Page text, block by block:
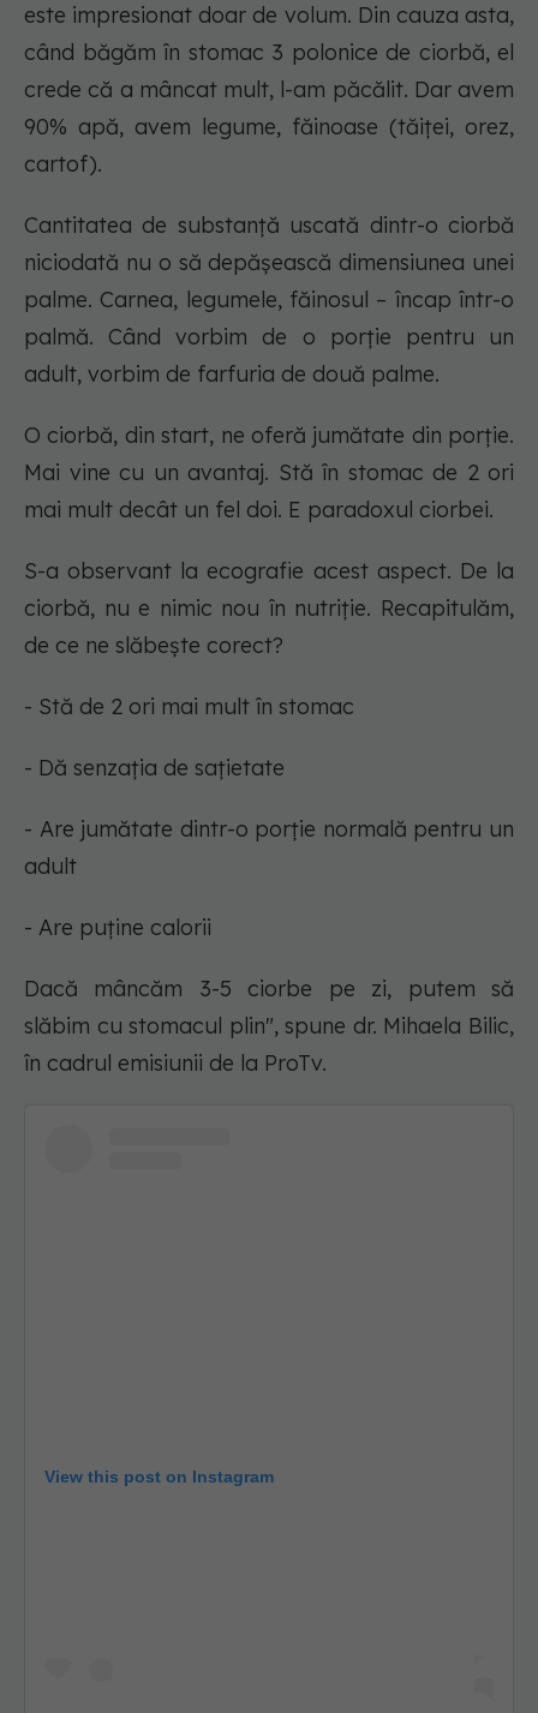
este impresionat doar de volum. Din cauza asta,
când băgăm în stomac 3 polonice de ciorbă, el
crede că a mâncat mult, l-am păcălit. Dar avem
90% apă, avem legume, făinoase (tăiței, orez,
cartof).
Cantitatea de substanță uscată dintr-o ciorbă
niciodată nu o să depășească dimensiunea unei
palme. Carnea, legumele, făinosul – încap într-o
palmă. Când vorbim de o porție pentru un
adult, vorbim de farfuria de două palme.
O ciorbă, din start, ne oferă jumătate din porție.
Mai vine cu un avantaj. Stă în stomac de 2 ori
mai mult decât un fel doi. E paradoxul ciorbei.
S-a observant la ecografie acest aspect. De la
ciorbă, nu e nimic nou în nutriție. Recapitulăm,
de ce ne slăbește corect?
- Stă de 2 ori mai mult în stomac
- Dă senzația de sațietate
- Are jumătate dintr-o porție normală pentru un
adult
- Are puține calorii
Dacă mâncăm 3-5 ciorbe pe zi, putem să
slăbim cu stomacul plin", spune dr. Mihaela Bilic,
în cadrul emisiunii de la ProTv.
View this post on Instagram